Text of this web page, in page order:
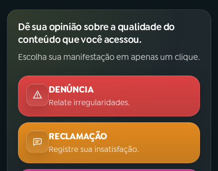
Dê sua opinião sobre a qualidade do
conteúdo que você acessou.
Escolha sua manifestação em apenas um clique.
DENÚNCIA
Relate irregularidades.
RECLAMAÇÃO
Registre sua insatisfação.